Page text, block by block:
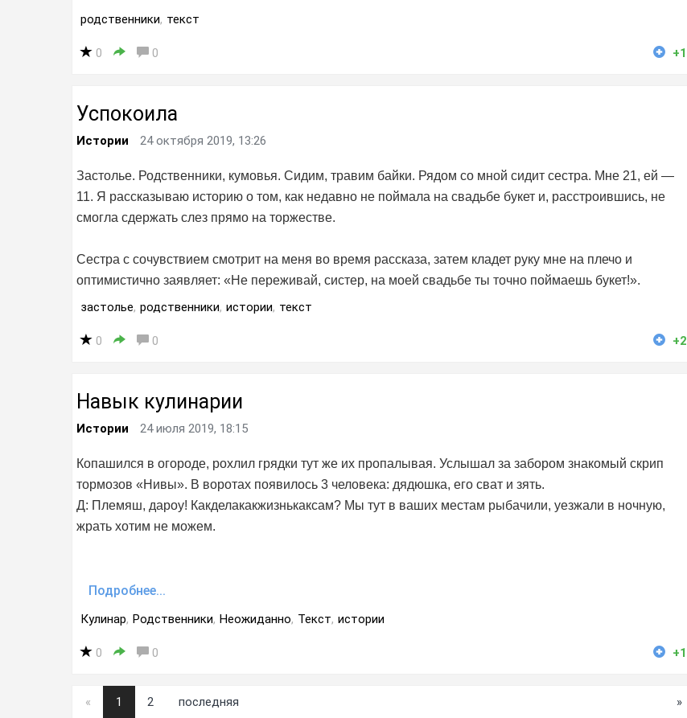
родственники, текст
0 0 +1
Успокоила
Истории 24 октября 2019, 13:26
Застолье. Родственники, кумовья. Сидим, травим байки. Рядом со мной сидит сестра. Мне 21, ей —
11. Я рассказываю историю о том, как недавно не поймала на свадьбе букет и, расстроившись, не
смогла сдержать слез прямо на торжестве.
Сестра с сочувствием смотрит на меня во время рассказа, затем кладет руку мне на плечо и
оптимистично заявляет: «Не переживай, систер, на моей свадьбе ты точно поймаешь букет!».
застолье, родственники, истории, текст
0 0 +2
Навык кулинарии
Истории 24 июля 2019, 18:15
Копашился в огороде, рохлил грядки тут же их пропалывая. Услышал за забором знакомый скрип
тормозов «Нивы». В воротах появилось 3 человека: дядюшка, его сват и зять.
Д: Племяш, дароу! Какделакакжизнькаксам? Мы тут в ваших местам рыбачили, уезжали в ночную,
жрать хотим не можем.
Подробнее...
Кулинар, Родственники, Неожиданно, Текст, истории
0 0 +1
« 1 2 последняя »